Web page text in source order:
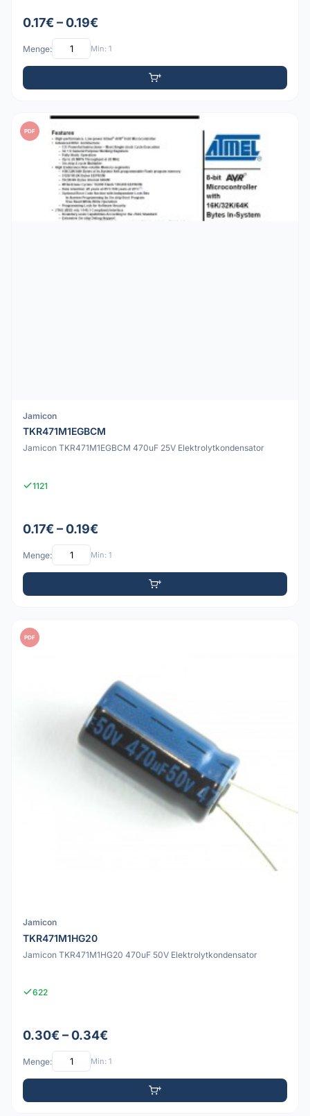
0.17€ – 0.19€
Menge: Min: 1
PDF
Jamicon
TKR471M1EGBCM
Jamicon TKR471M1EGBCM 470uF 25V Elektrolytkondensator
1121
0.17€ – 0.19€
Menge: Min: 1
PDF
Jamicon
TKR471M1HG20
Jamicon TKR471M1HG20 470uF 50V Elektrolytkondensator
622
0.30€ – 0.34€
Menge: Min: 1